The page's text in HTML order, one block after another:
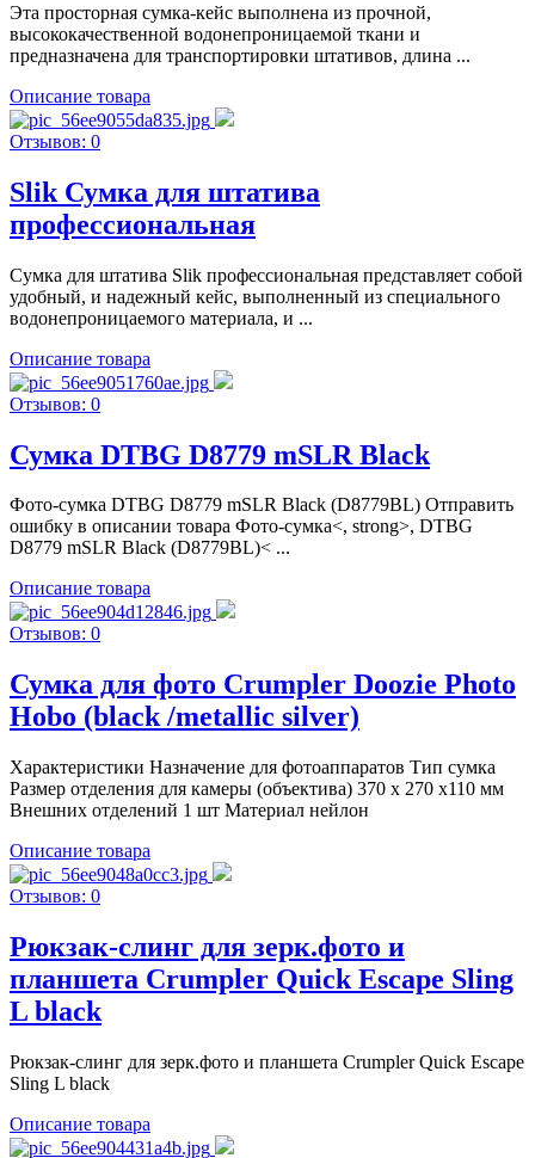
Эта просторная сумка-кейс выполнена из прочной,
высококачественной водонепроницаемой ткани и
предназначена для транспортировки штативов, длина ...
Описание товара
Отзывов: 0
Slik Сумка для штатива
профессиональная
Сумка для штатива Slik профессиональная представляет собой
удобный, и надежный кейс, выполненный из специального
водонепроницаемого материала, и ...
Описание товара
Отзывов: 0
Сумка DTBG D8779 mSLR Black
Фото-сумка DTBG D8779 mSLR Black (D8779BL) Отправить
ошибку в описании товара Фото-сумка<, strong>, DTBG
D8779 mSLR Black (D8779BL)< ...
Описание товара
Отзывов: 0
Сумка для фото Crumpler Doozie Photo
Hobo (black /metallic silver)
Характеристики Назначение для фотоаппаратов Тип сумка
Размер отделения для камеры (объектива) 370 х 270 х110 мм
Внешних отделений 1 шт Материал нейлон
Описание товара
Отзывов: 0
Рюкзак-слинг для зерк.фото и
планшета Crumpler Quick Escape Sling
L black
Рюкзак-слинг для зерк.фото и планшета Crumpler Quick Escape
Sling L black
Описание товара